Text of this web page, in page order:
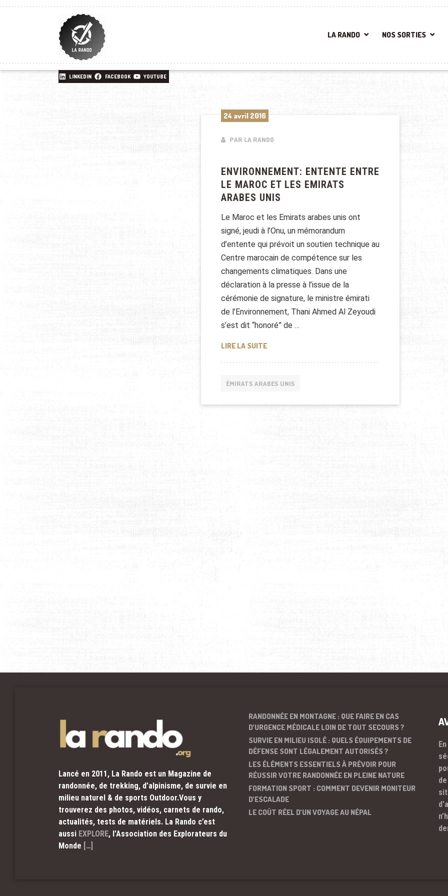
LA RANDO NOS SORTIES
LINKEDIN FACEBOOK YOUTUBE
24 avril 2016
PAR LA RANDO
ENVIRONNEMENT: ENTENTE ENTRE
LE MAROC ET LES EMIRATS
ARABES UNIS
Le Maroc et les Emirats arabes unis ont
signé, jeudi à l’Onu, un mémorandum
d’entente qui prévoit un soutien technique au
Centre marocain de compétence sur les
changements climatiques. Dans une
déclaration à la presse à l’issue de la
cérémonie de signature, le ministre émirati
de l’Environnement, Thani Ahmed Al Zeyoudi
s’est dit “honoré” de …
LIRE LA SUITEENVIRONNEMENT: ENTENTE ENTRE LE MAROC ET LES
ÉMIRATS ARABES UNIS
Lancé en 2011, La Rando est un Magazine de
randonnée, de trekking, d’alpinisme, de survie en
milieu naturel & de sports Outdoor.Vous y
trouverez des photos, vidéos, carnets de rando,
actualités, tests de matériels. La Rando c’est
aussi EXPLORE, l’Association des Explorateurs du
Monde […]
RANDONNÉE EN MONTAGNE : QUE FAIRE EN CAS
D’URGENCE MÉDICALE LOIN DE TOUT SECOURS ?
SURVIE EN MILIEU ISOLÉ : QUELS ÉQUIPEMENTS DE
DÉFENSE SONT LÉGALEMENT AUTORISÉS ?
LES ÉLÉMENTS ESSENTIELS À PRÉVOIR POUR
RÉUSSIR VOTRE RANDONNÉE EN PLEINE NATURE
FORMATION SPORT : COMMENT DEVENIR MONITEUR
D’ESCALADE
LE COÛT RÉEL D’UN VOYAGE AU NÉPAL